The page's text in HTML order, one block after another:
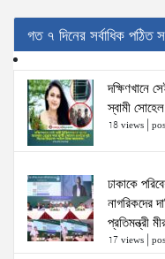
গত ৭ দিনের সর্বাধিক পঠিত
দক্ষিণখানে
স্বামী
18 views
ঢাকাকে
নাগরিকদের
প্রতিমন্ত্রী
17 views